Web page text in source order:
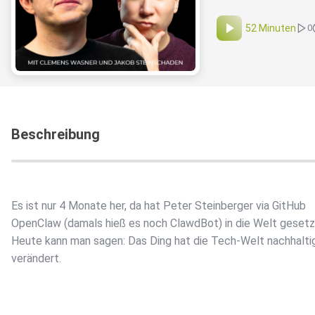
52 Minuten 0
Beschreibung
Es ist nur 4 Monate her, da hat Peter Steinberger via GitHub
OpenClaw (damals hieß es noch ClawdBot) in die Welt
Heute kann man sagen: Das Ding hat die Tech-Welt
verändert.